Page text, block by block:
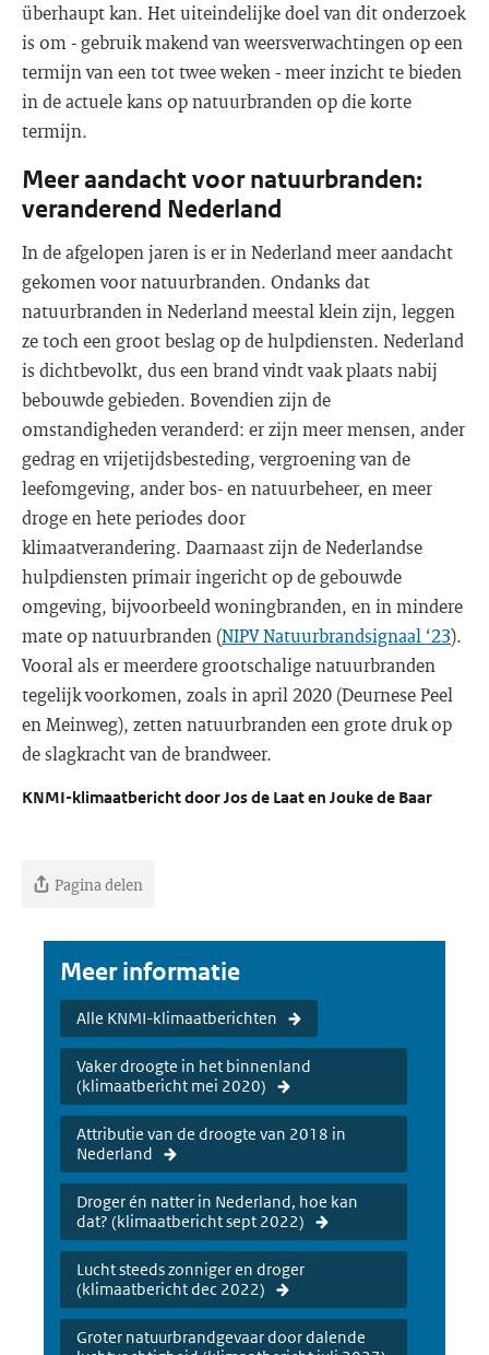
überhaupt kan. Het uiteindelijke doel van dit onderzoek
is om - gebruik makend van weersverwachtingen op een
termijn van een tot twee weken - meer inzicht te bieden
in de actuele kans op natuurbranden op die korte
termijn.
Meer aandacht voor natuurbranden:
veranderend Nederland
In de afgelopen jaren is er in Nederland meer aandacht
gekomen voor natuurbranden. Ondanks dat
natuurbranden in Nederland meestal klein zijn, leggen
ze toch een groot beslag op de hulpdiensten. Nederland
is dichtbevolkt, dus een brand vindt vaak plaats nabij
bebouwde gebieden. Bovendien zijn de
omstandigheden veranderd: er zijn meer mensen, ander
gedrag en vrijetijdsbesteding, vergroening van de
leefomgeving, ander bos- en natuurbeheer, en meer
droge en hete periodes door
klimaatverandering. Daarnaast zijn de Nederlandse
hulpdiensten primair ingericht op de gebouwde
omgeving, bijvoorbeeld woningbranden, en in mindere
mate op natuurbranden (NIPV Natuurbrandsignaal ‘23).
Vooral als er meerdere grootschalige natuurbranden
tegelijk voorkomen, zoals in april 2020 (Deurnese Peel
en Meinweg), zetten natuurbranden een grote druk op
de slagkracht van de brandweer.
KNMI-klimaatbericht door Jos de Laat en Jouke de Baar
Pagina delen
Meer informatie
Alle KNMI-klimaatberichten
Vaker droogte in het binnenland
(klimaatbericht mei 2020)
Attributie van de droogte van 2018 in
Nederland
Droger én natter in Nederland, hoe kan
dat? (klimaatbericht sept 2022)
Lucht steeds zonniger en droger
(klimaatbericht dec 2022)
Groter natuurbrandgevaar door dalende